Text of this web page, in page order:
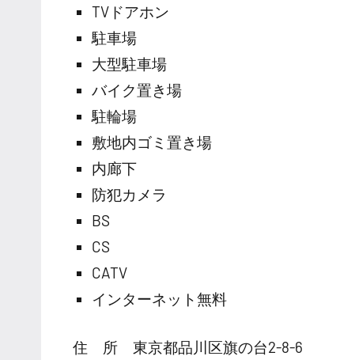
TVドアホン
駐車場
大型駐車場
バイク置き場
駐輪場
敷地内ゴミ置き場
内廊下
防犯カメラ
BS
CS
CATV
インターネット無料
住 所 東京都品川区旗の台2-8-6